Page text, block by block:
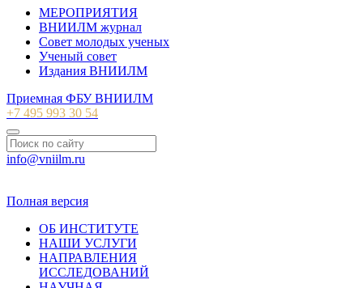
МЕРОПРИЯТИЯ
ВНИИЛМ журнал
Совет молодых ученых
Ученый совет
Издания ВНИИЛМ
Приемная ФБУ ВНИИЛМ
+7 495 993 30 54
info@vniilm.ru
Полная версия
ОБ ИНСТИТУТЕ
НАШИ УСЛУГИ
НАПРАВЛЕНИЯ
ИССЛЕДОВАНИЙ